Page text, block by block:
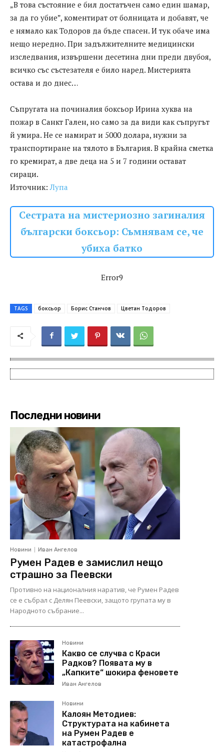
„В това състояние е бил достатъчен само един шамар,
за да го убие”, коментират от болницата и добавят, че
е нямало как Тодоров да бъде спасен. И тук обаче има
нещо нередно. При задължителните медицински
изследвания, извършени десетина дни преди двубоя,
всичко със състезателя е било наред. Мистерията
остава и до днес…
Съпругата на починалия боксьор Ирина хуква на
пожар в Санкт Гален, но само за да види как съпругът
й умира. Не се намират и 5000 долара, нужни за
транспортиране на тялото в България. В крайна сметка
го кремират, а две деца на 5 и 7 години остават
сираци.
Източник:Лупа
Сестрата на мистериозно загиналия
български боксьор: Съмнявам се, че
убиха батко
Error9
TAGS боксьор Борис Станчов Цветан Тодоров
Последни новини
Новини Иван Ангелов
Румен Радев е замислил нещо
страшно за Пеевски
Противно на националния наратив, че Румен Радев
се е събрал с Делян Пеевски, защото групата му в
Народното събрание...
Новини
Какво се случва с Краси
Радков? Появата му в
„Капките“ шокира феновете
Иван Ангелов
Новини
Калоян Методиев:
Структурата на кабинета
на Румен Радев е
катастрофална